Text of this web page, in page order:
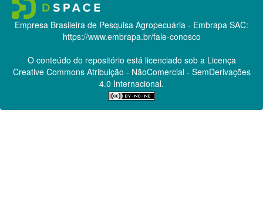
Empresa Brasileira de Pesquisa Agropecuária - Embrapa SAC:
https://www.embrapa.br/fale-conosco
O conteúdo do repositório está licenciado sob a Licença
Creative CommonsAtribuição - NãoComercial - SemDerivações
4.0 Internacional.